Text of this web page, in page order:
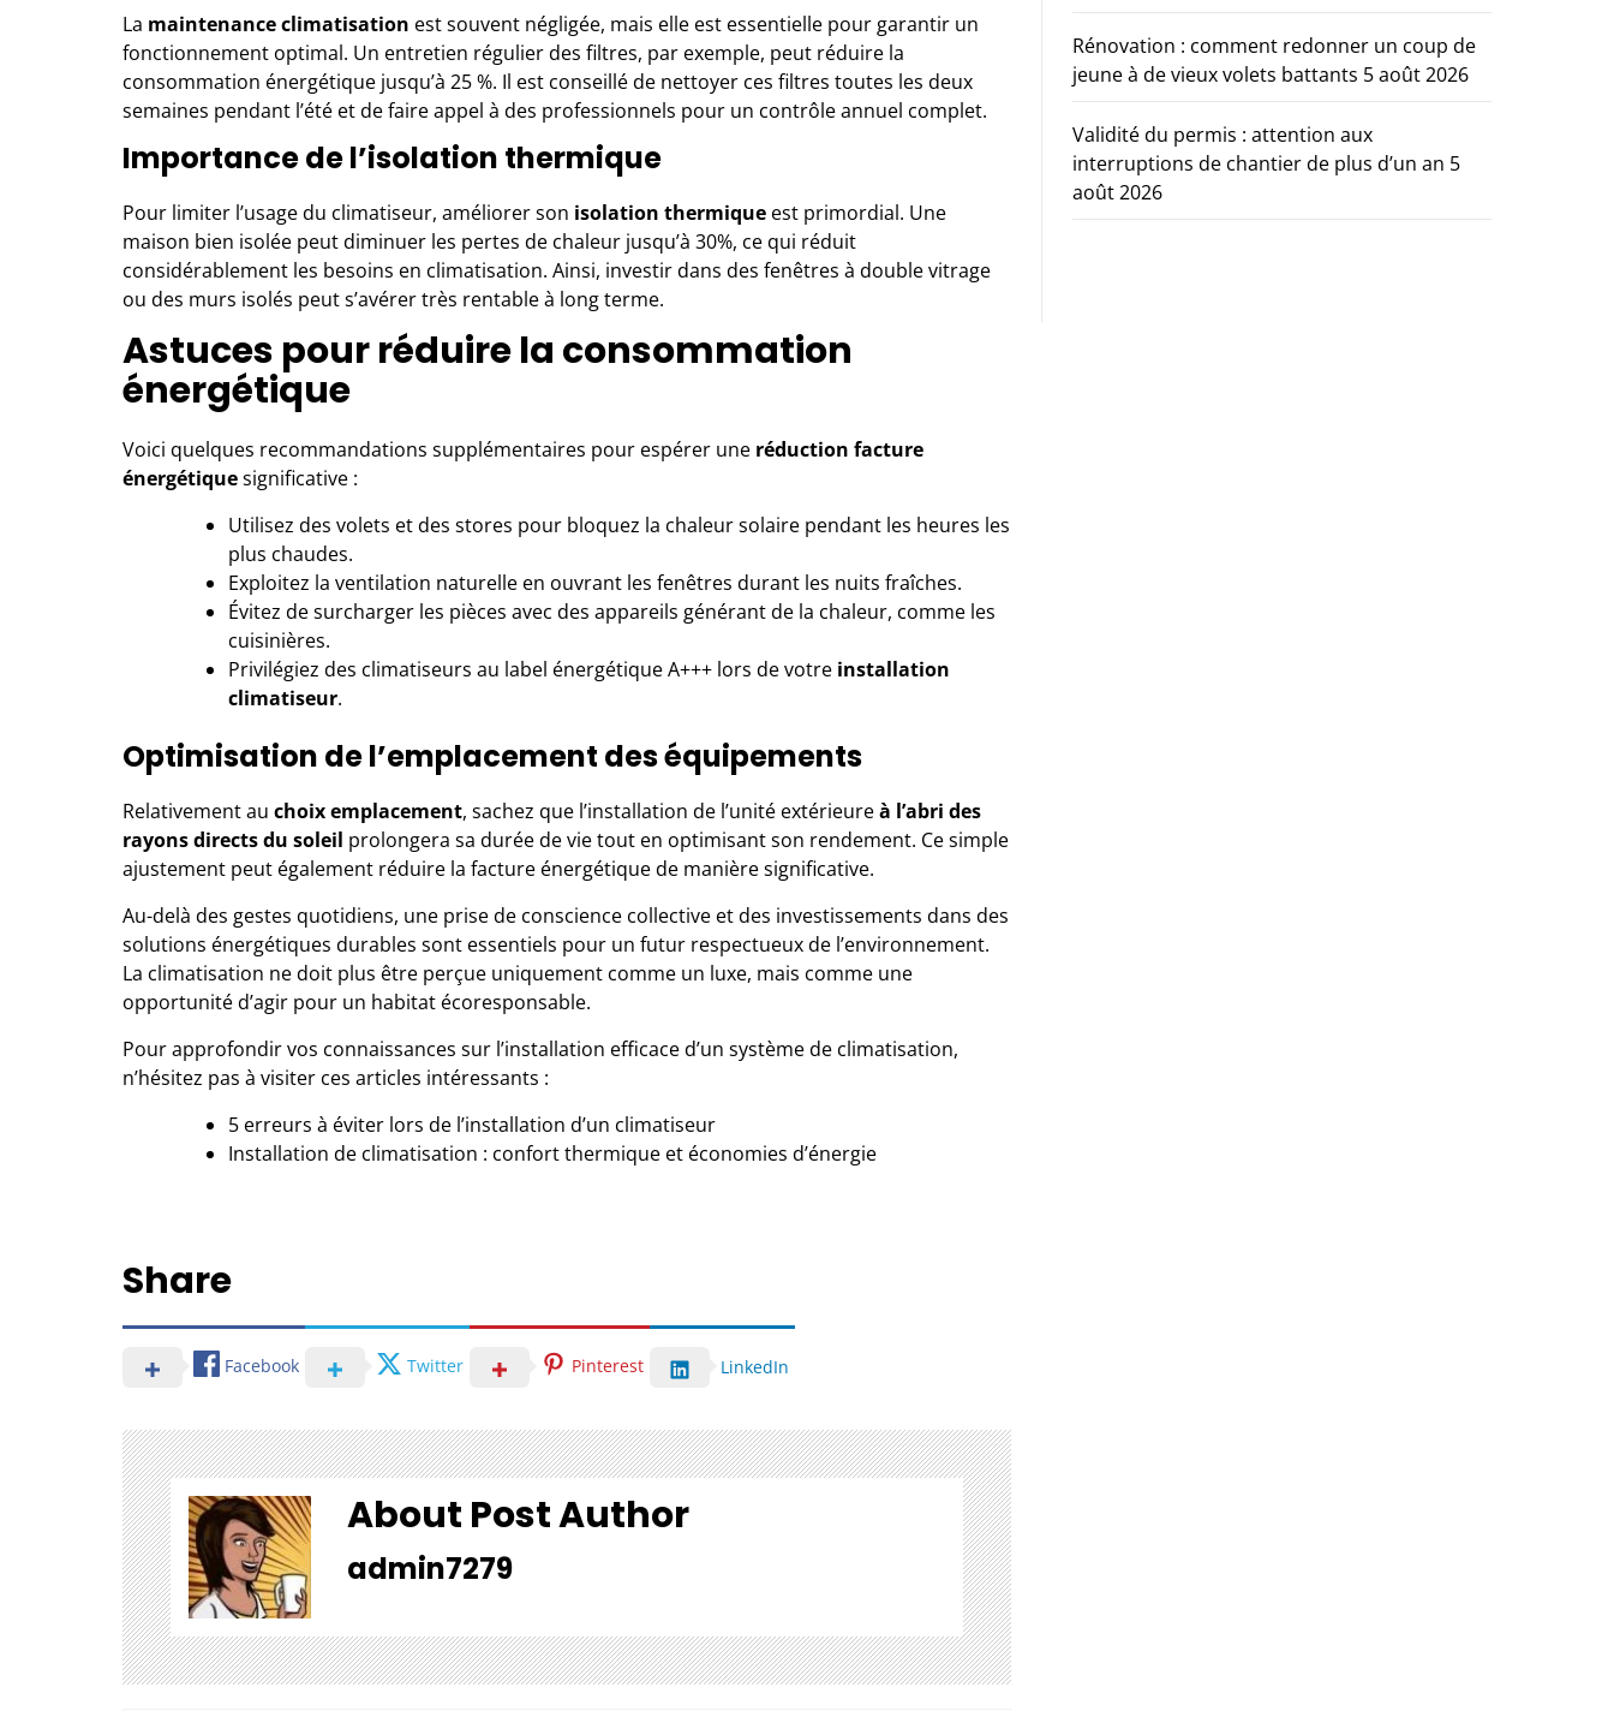
La maintenance climatisation est souvent négligée, mais elle est essentielle pour garantir un
fonctionnement optimal. Un entretien régulier des filtres, par exemple, peut réduire la
consommation énergétique jusqu’à 25 %. Il est conseillé de nettoyer ces filtres toutes les deux
semaines pendant l’été et de faire appel à des professionnels pour un contrôle annuel complet.
Importance de l’isolation thermique
Pour limiter l’usage du climatiseur, améliorer son isolation thermique est primordial. Une
maison bien isolée peut diminuer les pertes de chaleur jusqu’à 30%, ce qui réduit
considérablement les besoins en climatisation. Ainsi, investir dans des fenêtres à double vitrage
ou des murs isolés peut s’avérer très rentable à long terme.
Astuces pour réduire la consommation
énergétique
Voici quelques recommandations supplémentaires pour espérer une réduction facture
énergétiquesignificative :
Utilisez des volets et des stores pour bloquez la chaleur solaire pendant les heures les
plus chaudes.
Exploitez la ventilation naturelle en ouvrant les fenêtres durant les nuits fraîches.
Évitez de surcharger les pièces avec des appareils générant de la chaleur, comme les
cuisinières.
Privilégiez des climatiseurs au label énergétique A+++ lors de votre installation
climatiseur.
Optimisation de l’emplacement des équipements
Relativement au choix emplacement, sachez que l’installation de l’unité extérieureà l’abri des
rayons directs du soleil prolongera sa durée de vie tout en optimisant son rendement. Ce simple
ajustement peut également réduire la facture énergétique de manière significative.
Au-delà des gestes quotidiens, une prise de conscience collective et des investissements dans des
solutions énergétiques durables sont essentiels pour un futur respectueux de l’environnement.
La climatisation ne doit plus être perçue uniquement comme un luxe, mais comme une
opportunité d’agir pour un habitat écoresponsable.
Pour approfondir vos connaissances sur l’installation efficace d’un système de climatisation,
n’hésitez pas à visiter ces articles intéressants :
5 erreurs à éviter lors de l’installation d’un climatiseur
Installation de climatisation : confort thermique et économies d’énergie
Share
Facebook Twitter Pinterest LinkedIn
About Post Author
admin7279
Rénovation : comment redonner un coup de
jeune à de vieux volets battants 5 août 2026
Validité du permis : attention aux
interruptions de chantier de plus d’un an 5
août 2026